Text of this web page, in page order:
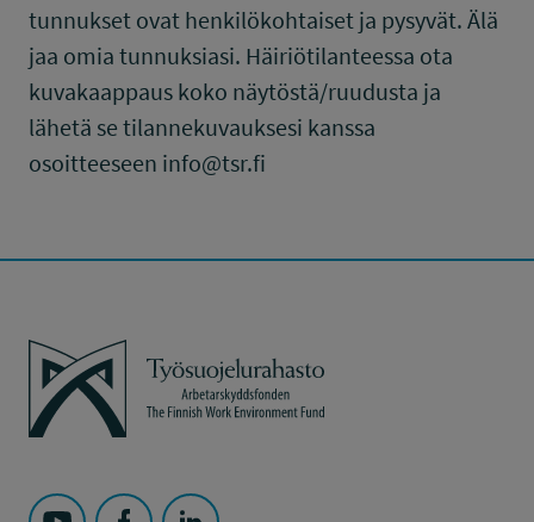
tunnukset ovat henkilökohtaiset ja pysyvät. Älä
jaa omia tunnuksiasi. Häiriötilanteessa ota
kuvakaappaus koko näytöstä/ruudusta ja
lähetä se tilannekuvauksesi kanssa
osoitteeseen info@tsr.fi
Työsuojelurahasto